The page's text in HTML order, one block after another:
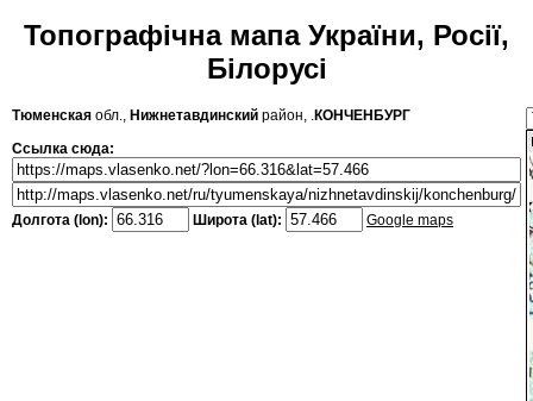
Топографічна мапа України, Росії,
Білорусі
Тюменская обл., Нижнетавдинский район, .КОНЧЕНБУРГ
Ссылка сюда:
Долгота (lon): Широта (lat): Google maps